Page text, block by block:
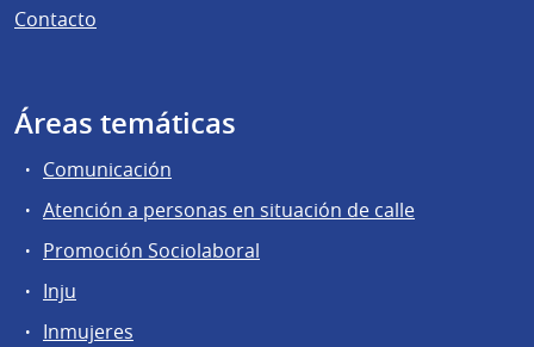
Contacto
Áreas temáticas
Comunicación
Atención a personas en situación de calle
Promoción Sociolaboral
Inju
Inmujeres